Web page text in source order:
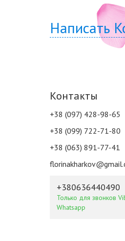
Написать
Контакты
+38 (097) 428-98-65
+38 (099) 722-71-80
+38 (063) 891-77-41
+380636440490
Только для звонков
Whatsapp